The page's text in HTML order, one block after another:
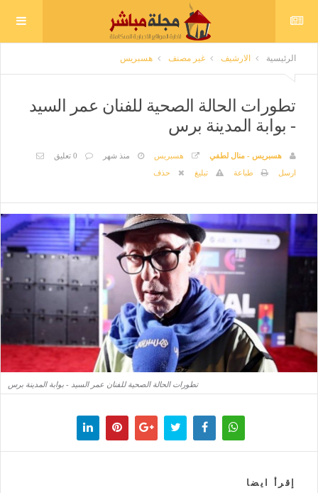
الرئيسية الارشيف غير مصنف هسبريس
تطورات الحالة الصحية للفنان عمر السيد
- بوابة المدينة برس
هسبريس - منال لطفي هسبريس منذ شهر
0 تعليق
ارسل
طباعة تبليغ حذف
تطورات الحالة الصحية للفنان عمر السيد - بوابة المدينة برس
إقرأ ايضا